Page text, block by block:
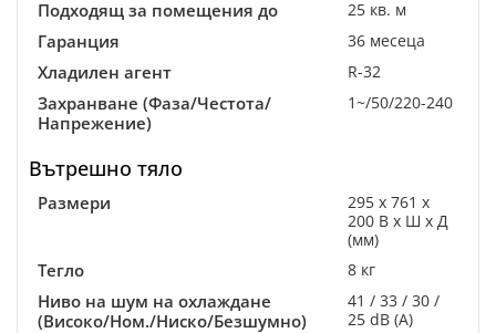
Подходящ за помещения до 25 кв. м
Гаранция 36 месеца
Хладилен агент R-32
Захранване (Фаза/Честота/
Напрежение)
1~/50/220-240
Вътрешно тяло
Размери
295 x 761 x
200 В x Ш x Д
(мм)
Тегло 8 кг
Ниво на шум на охлаждане
(Високо/Ном./Ниско/Безшумно)
41 / 33 / 30 /
25 dB (A)